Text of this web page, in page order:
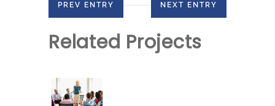
PREV ENTRY NEXT ENTRY
Related Projects